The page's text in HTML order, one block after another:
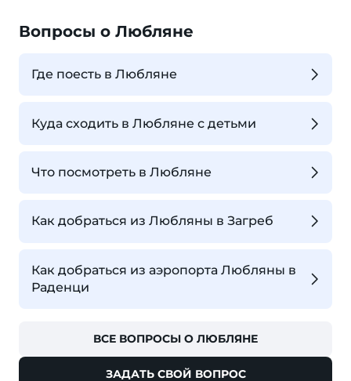
Вопросы о Любляне
Где поесть в Любляне
Куда сходить в Любляне с детьми
Что посмотреть в Любляне
Как добраться из Любляны в Загреб
Как добраться из аэропорта Любляны в
Раденци
ВСЕ ВОПРОСЫ О ЛЮБЛЯНЕ
ЗАДАТЬ СВОЙ ВОПРОС